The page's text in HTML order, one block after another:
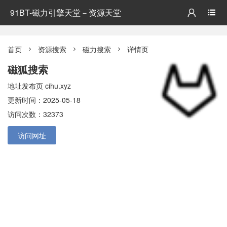
91BT-磁力引擎天堂－资源天堂 

首页  资源搜索  磁力搜索  详情页
磁狐搜索
地址发布页 cihu.xyz
更新时间：2025-05-18
访问次数：32373
访问网址